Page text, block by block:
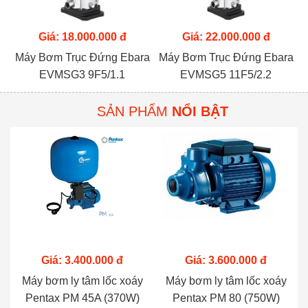
Giá: 18.000.000 đ
Máy Bơm Trục Đứng Ebara
EVMSG3 9F5/1.1
Giá: 22.000.000 đ
Máy Bơm Trục Đứng Ebara
EVMSG5 11F5/2.2
SẢN PHẨM NỔI BẬT
Giá: 3.400.000 đ
Máy bơm ly tâm lốc xoáy
Pentax PM 45A (370W)
Giá: 3.600.000 đ
Máy bơm ly tâm lốc xoáy
Pentax PM 80 (750W)